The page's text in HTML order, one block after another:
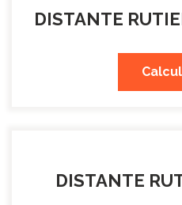
DISTANTE
DISTANTE